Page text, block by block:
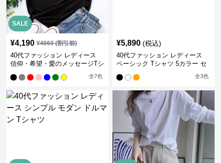
SALE
¥4,190 ¥4660(割引前)
40代ファッション レディース
信仰・希望・愛のメッセージTシ
全7色
¥5,890 (税込)
40代ファッション レディース
ベーシック Tシャツ 5カラー セ
全3色